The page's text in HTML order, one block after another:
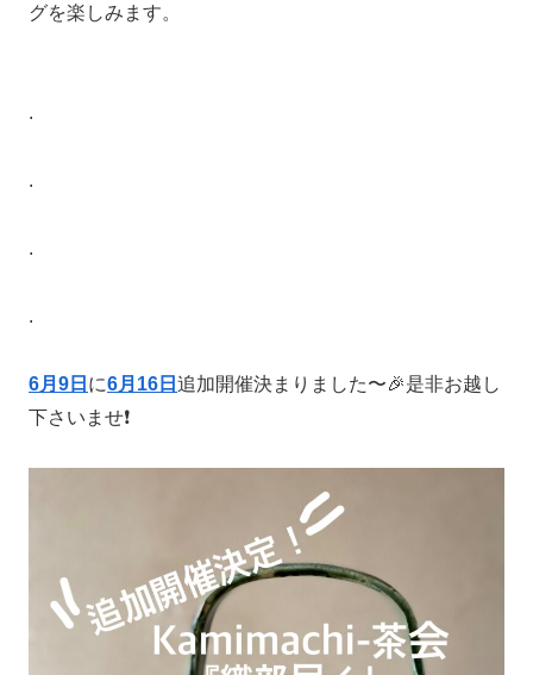
グを楽しみます。
.
.
.
.
6月9日 に6月16日 追加開催決まりました〜🎉是非お越し
下さいませ❗️